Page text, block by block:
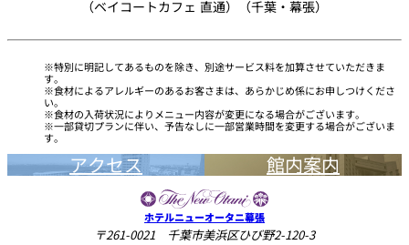
（ベイコートカフェ 直通）（千葉・幕張）
特別に明記してあるものを除き、別途サービス料を加算させていただきま
す。
食材によるアレルギーのあるお客さまは、あらかじめ係にお申しつけくださ
い。
食材の入荷状況によりメニュー内容が変更になる場合がございます。
一部貸切プランに伴い、予告なしに一部営業時間を変更する場合がございま
す。
アクセス 館内案内
ホテルニューオータニ幕張
〒261-0021 千葉市美浜区ひび野2-120-3